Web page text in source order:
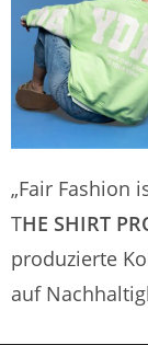
„Fair Fashion
THE SHIRT
produzierte
auf